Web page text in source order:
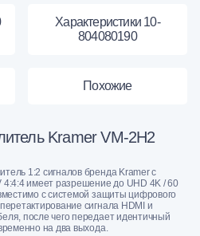
Характеристики 10-
804080190
Похожие
Kramer VM-2H2
1:2 сигналов бренда Kramer с
имеет разрешение до UHD 4K / 60
с системой защиты цифрового
сигнала HDMI и
после чего передает идентичный
на два выхода.